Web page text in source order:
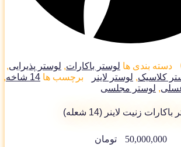
بندی ها لوستر باکارات ,لوستر پذیرایی ,
کلاسیک,لوستر لاینر برچسب ها 14 شاخه
,
,لوستر مجلسی
زنیت لاینر (14 شعله)
50,000,000 تومان